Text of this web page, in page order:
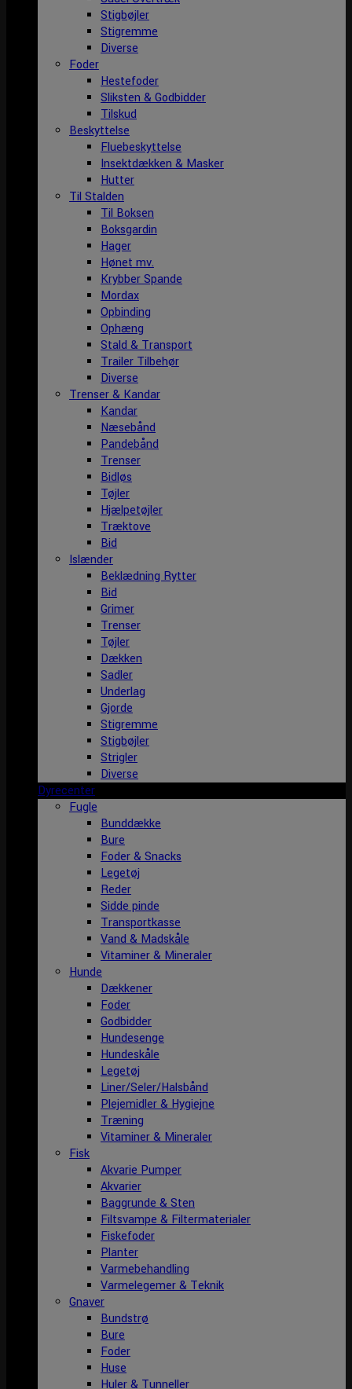
Stigbøjler
Stigremme
Diverse
Foder
Hestefoder
Sliksten & Godbidder
Tilskud
Beskyttelse
Fluebeskyttelse
Insektdækken & Masker
Hutter
Til Stalden
Til Boksen
Boksgardin
Hager
Hønet mv.
Krybber Spande
Mordax
Opbinding
Ophæng
Stald & Transport
Trailer Tilbehør
Diverse
Trenser & Kandar
Kandar
Næsebånd
Pandebånd
Trenser
Bidløs
Tøjler
Hjælpetøjler
Træktove
Bid
Islænder
Beklædning Rytter
Bid
Grimer
Trenser
Tøjler
Dækken
Sadler
Underlag
Gjorde
Stigremme
Stigbøjler
Strigler
Diverse
Dyrecenter
Fugle
Bunddække
Bure
Foder & Snacks
Legetøj
Reder
Sidde pinde
Transportkasse
Vand & Madskåle
Vitaminer & Mineraler
Hunde
Dækkener
Foder
Godbidder
Hundesenge
Hundeskåle
Legetøj
Liner/Seler/Halsbånd
Plejemidler & Hygiejne
Træning
Vitaminer & Mineraler
Fisk
Akvarie Pumper
Akvarier
Baggrunde & Sten
Filtsvampe & Filtermaterialer
Fiskefoder
Planter
Varmebehandling
Varmelegemer & Teknik
Gnaver
Bundstrø
Bure
Foder
Huse
Huler & Tunneller